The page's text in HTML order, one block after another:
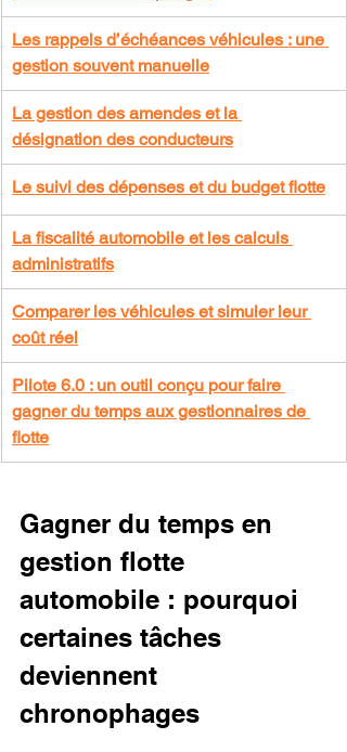
Les rappels d’échéances véhicules : une
gestion souvent manuelle
La gestion des amendes et la
désignation des conducteurs
Le suivi des dépenses et du budget flotte
La fiscalité automobile et les calculs
administratifs
Comparer les véhicules et simuler leur
coût réel
Pilote 6.0 : un outil conçu pour faire
gagner du temps aux gestionnaires de
flotte
Gagner du temps en
gestion flotte
automobile : pourquoi
certaines tâches
deviennent
chronophages